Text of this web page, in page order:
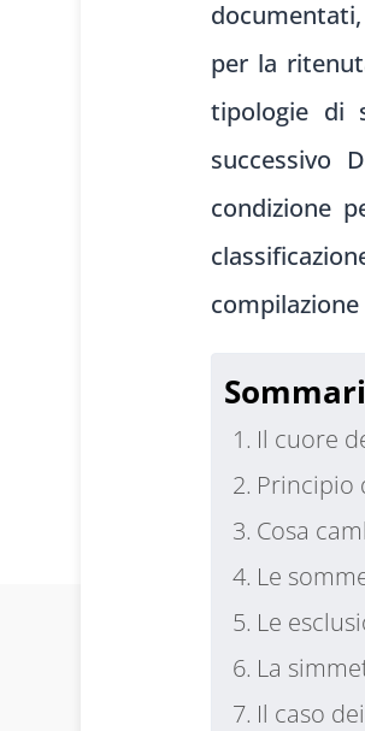
per la
tipologie di
successivo
condizione
Il cuore
Principio
Cosa
Le
Le
La
Il caso